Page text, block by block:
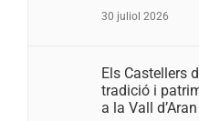
30 juliol 2026
Els Castellers
tradició i
a la Vall